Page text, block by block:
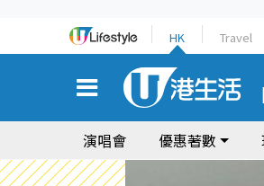
HK Travel
演唱會 優惠著數